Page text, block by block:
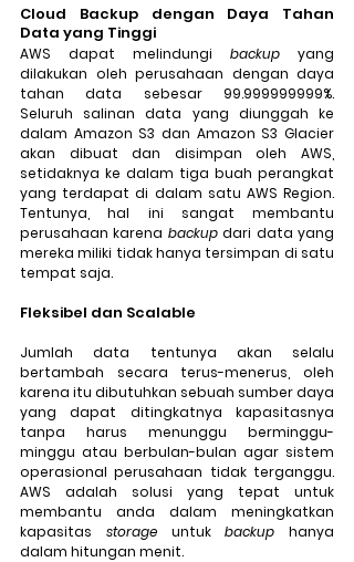
Cloud Backup dengan Daya Tahan
Data yang Tinggi
AWS dapat melindungi backup yang
dilakukan oleh perusahaan dengan daya
tahan data sebesar 99.999999999%.
Seluruh salinan data yang diunggah ke
dalam Amazon S3 dan Amazon S3 Glacier
akan dibuat dan disimpan oleh AWS,
setidaknya ke dalam tiga buah perangkat
yang terdapat di dalam satu AWS Region.
Tentunya, hal ini sangat membantu
perusahaan karena backup dari data yang
mereka miliki tidak hanya tersimpan di satu
tempat saja.
Fleksibel dan Scalable
Jumlah data tentunya akan selalu
bertambah secara terus-menerus, oleh
karena itu dibutuhkan sebuah sumber daya
yang dapat ditingkatnya kapasitasnya
tanpa harus menunggu berminggu-
minggu atau berbulan-bulan agar sistem
operasional perusahaan tidak terganggu.
AWS adalah solusi yang tepat untuk
membantu anda dalam meningkatkan
kapasitas storage untuk backup hanya
dalam hitungan menit.